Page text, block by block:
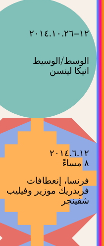
١٢–٢٠١٤.١٠.٢٦
الوسط/الوسيط
انيكا لينسن
٢٠١٤.٦.١٢
٨ مساءً
فرنسا، إنعطافات
فريدريك موزير وفيليب
شفينجر